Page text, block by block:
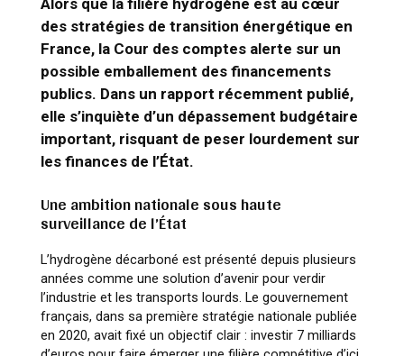
des stratégies de transition énergétique en
France, la Cour des comptes alerte sur un
possible emballement des financements
publics. Dans un rapport récemment publié,
elle s’inquiète d’un dépassement budgétaire
important, risquant de peser lourdement sur
les finances de l’État.
Une ambition nationale sous haute
surveillance de l’État
L’hydrogène décarboné est présenté depuis plusieurs
années comme une solution d’avenir pour verdir
l’industrie et les transports lourds. Le gouvernement
français, dans sa première stratégie nationale publiée
en 2020, avait fixé un objectif clair : investir 7 milliards